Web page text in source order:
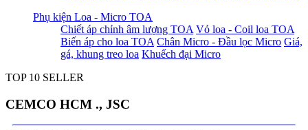
Phụ kiện Loa - Micro TOA
Chiết áp chỉnh âm lượng TOA Vỏ loa - Coil loa TOA
Biến áp cho loa TOA Chân Micro - Đầu lọc Micro Giá,
gá, khung treo loa Khuếch đại Micro
TOP 10 SELLER
CEMCO HCM ., JSC